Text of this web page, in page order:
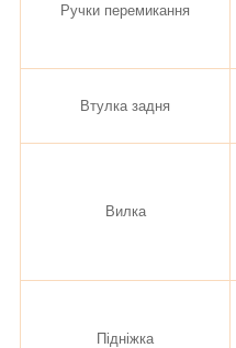
Ручки перемикання
Втулка задня
Вилка
Підніжка